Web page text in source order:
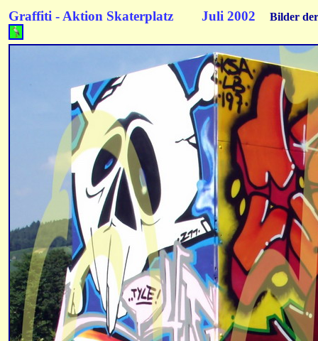
Graffiti - Aktion Skaterplatz Juli 2002 Bilder der